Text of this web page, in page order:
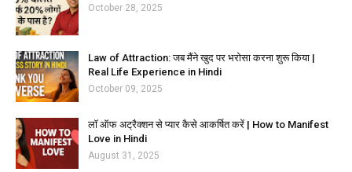
October 28, 2025
Law of Attraction: जब मैंने खुद पर भरोसा करना शुरू किया |
Real Life Experience in Hindi
October 09, 2025
लॉ ऑफ अट्रैक्शन से प्यार कैसे आकर्षित करें | How to Manifest
Love in Hindi
August 31, 2025